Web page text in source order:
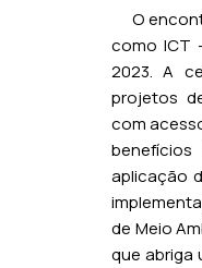
O
como ICT
2023. A
projetos
com
aplicação
de Meio
que abriga